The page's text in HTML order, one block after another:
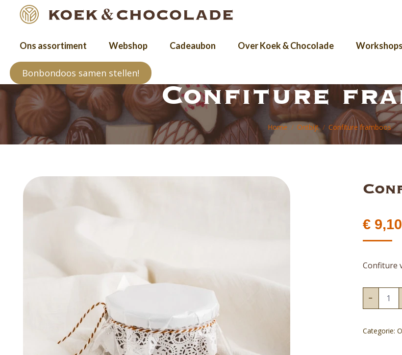
Ons assortiment Webshop Cadeaubon Over Koek & Chocolade Workshops
Bonbondoos samen stellen!
ConfitureJe bent hier:
Home Ontbijt Confiture framboos
€9,10
Confiture
Confiture
framboos
Categorie: